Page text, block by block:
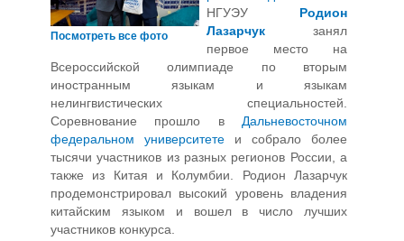
Посмотреть все фото
НГУЭУ Родион
Лазарчукзанял
первое место на
Всероссийской олимпиаде по вторым
иностранным языкам и языкам
нелингвистических специальностей.
Соревнование прошло в Дальневосточном
федеральном университете и собрало более
тысячи участников из разных регионов России, а
также из Китая и Колумбии. Родион Лазарчук
продемонстрировал высокий уровень владения
китайским языком и вошел в число лучших
участников конкурса.